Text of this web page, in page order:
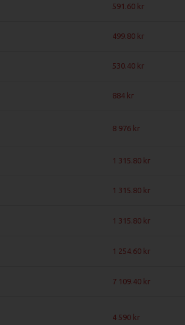
591.60
499.80
530.40
884
8 976
1 315.80
1 315.80
1 315.80
1 254.60
7 109.40
4 590